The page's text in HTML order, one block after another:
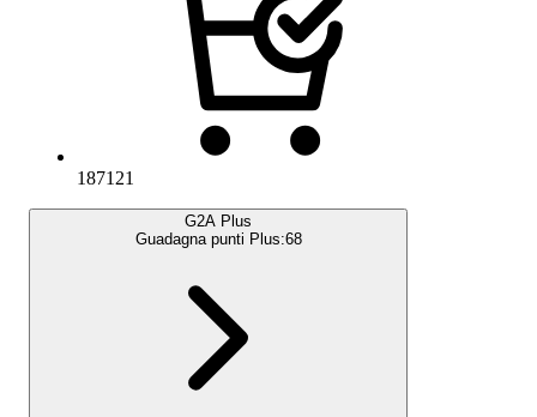
187121
G2A Plus
Guadagna punti Plus:68